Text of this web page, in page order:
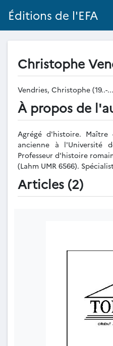
Éditions de l'EFA
Christophe
Vendries, Christophe (19..-
À propos de
Agrégé d'histoire.
ancienne à l'Université
Professeur d'histoire
(Lahm UMR 6566).
Articles (2)